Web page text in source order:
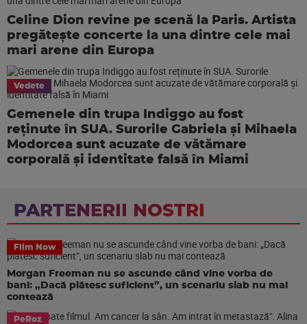
Celine Dion revine pe scenă la Paris. Artista
pregătește concerte la una dintre cele mai
mari arene din Europa
Vedete
Gemenele din trupa Indiggo au fost
reținute în SUA. Surorile Gabriela și Mihaela
Modorcea sunt acuzate de vătămare
corporală și identitate falsă în Miami
PARTENERII NOSTRI
Film Now
Morgan Freeman nu se ascunde când vine vorba de
bani: „Dacă plătesc suficient”, un scenariu slab nu mai
contează
PeRoz